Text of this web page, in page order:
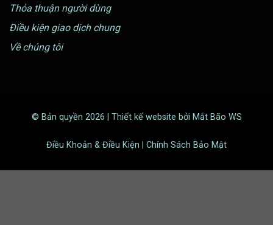
Thỏa thuận người dùng
Điều kiện giao dịch chung
Về chúng tôi
© Bản quyền 2026 | Thiết kế website bởi Mắt Bão WS
Điều Khoản & Điều Kiện | Chính Sách Bảo Mật